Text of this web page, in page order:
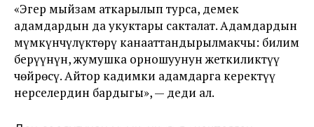
«Эгер мыйзам аткарылып турса, демек
адамдардын да укуктары сакталат. Адамдардын
мүмкүнчүлүктөрү канааттандырылмакчы: билим
берүүнүн, жумушка орношуунун жеткиликтүү
чөйрөсү. Айтор кадимки адамдарга керектүү
нерселердин бардыгы», — деди ал.